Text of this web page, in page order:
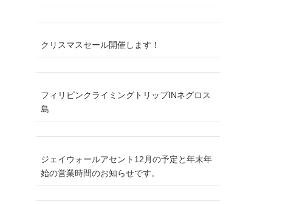
クリスマスセール開催します！
フィリピンクライミングトリップINネグロス
島
ジェイウォールアセント12月の予定と年末年
始の営業時間のお知らせです。